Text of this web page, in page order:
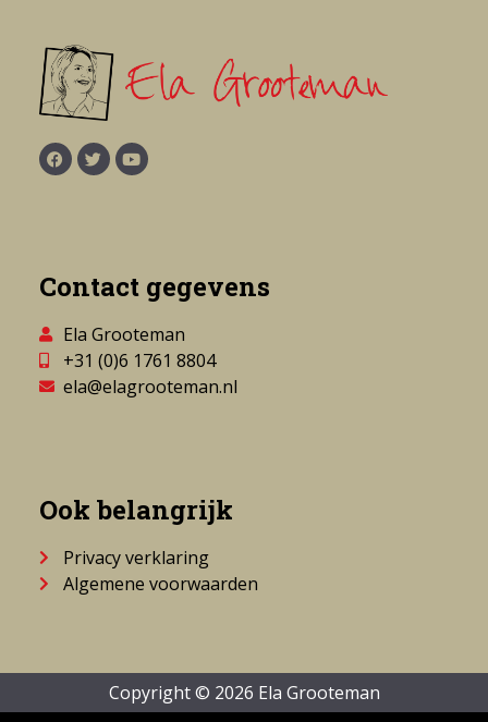
Contact gegevens
Ela Grooteman
+31 (0)6 1761 8804
ela@elagrooteman.nl
Ook belangrijk
Privacy verklaring
Algemene voorwaarden
Copyright © 2026 Ela Grooteman